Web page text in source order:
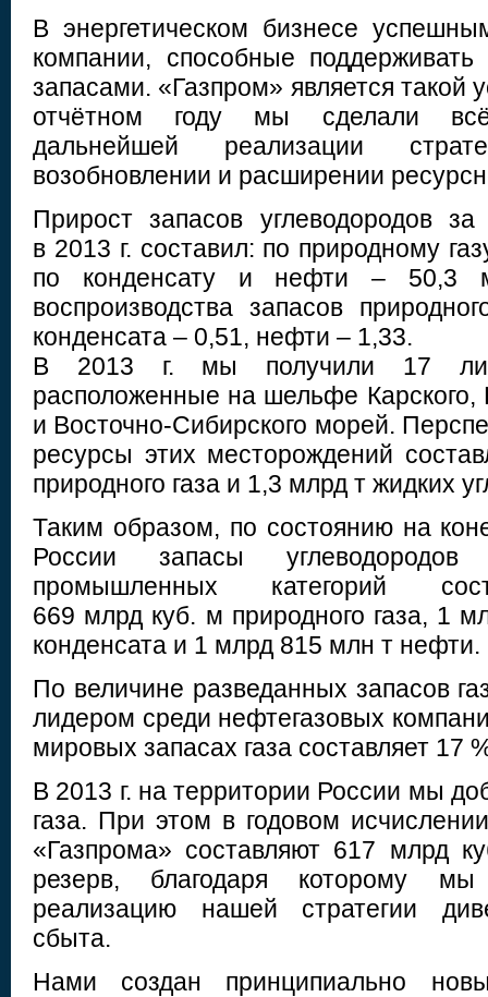
В энергетическом бизнесе
компании, способные поддерживать
запасами. «Газпром» является такой
отчётном году мы сделали
дальнейшей реализации
возобновлении и расширении
Прирост запасов углеводородов за
в 2013 г. составил: по природному
по конденсату и нефти – 50,3
воспроизводства запасов
конденсата – 0,51, нефти – 1,33.
В 2013 г. мы получили 17
расположенные на шельфе Карского,
и Восточно-Сибирского морей.
ресурсы этих месторождений
природного газа и 1,3 млрд т жидких
Таким образом, по состоянию на
России запасы
промышленных категорий
669 млрд куб. м природного газа, 1
конденсата и 1 млрд 815 млн т нефти.
По величине разведанных запасов
лидером среди нефтегазовых
мировых запасах газа составляет 17
В 2013 г. на территории России мы
газа. При этом в годовом
«Газпрома» составляют 617 млрд
резерв, благодаря которому
реализацию нашей стратегии
сбыта.
Нами создан принципиально